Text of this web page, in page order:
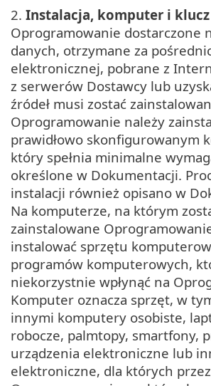
2. Instalacja, komputer i
Oprogramowanie dostarczone
danych, otrzymane za
elektronicznej, pobrane z
z serwerów Dostawcy lub
źródeł musi zostać
Oprogramowanie należy
prawidłowo skonfigurowanym
który spełnia minimalne
określone w Dokumentacji.
instalacji również opisano w
Na komputerze, na którym
zainstalowane
instalować sprzętu
programów komputerowych,
niekorzystnie wpłynąć na
Komputer oznacza sprzęt, w
innymi komputery osobiste,
robocze, palmtopy, smartfony,
urządzenia elektroniczne lub
elektroniczne, dla których